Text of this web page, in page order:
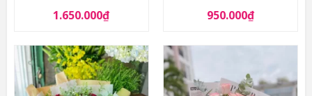
1.650.000₫ 950.000₫